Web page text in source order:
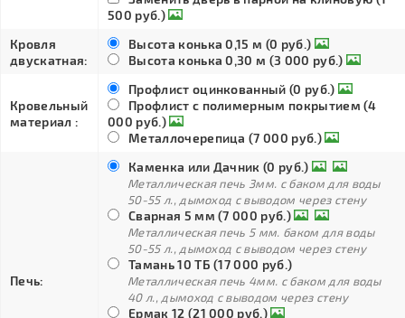
500 руб.)
Кровля
двускатная:
Высота конька 0,15 м (0 руб.)
Высота конька 0,30 м (3 000 руб.)
Кровельный
материал :
Профлист оцинкованный (0 руб.)
Профлист с полимерным покрытием (4
000 руб.)
Металлочерепица (7 000 руб.)
Печь:
Каменка или Дачник (0 руб.)
Металлическая печь 3мм. с баком для воды
50-55 л., дымоход с выводом через стену
Сварная 5 мм (7 000 руб.)
Металлическая печь 5 мм. баком для воды
50-55 л., дымоход с выводом через стену
Тамань 10 ТБ (17 000 руб.)
Металлическая печь 4мм. с баком для воды
40 л., дымоход с выводом через стену
Ермак 12 (21 000 руб.)